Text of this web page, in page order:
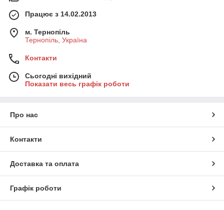
Працює з 14.02.2013
м. Тернопіль
Тернопіль, Україна
Контакти
Сьогодні вихідний
Показати весь графік роботи
Про нас
Контакти
Доставка та оплата
Графік роботи